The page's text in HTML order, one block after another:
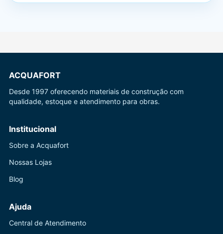
ACQUAFORT
Desde 1997 oferecendo materiais de construção com
qualidade, estoque e atendimento para obras.
Institucional
Sobre a Acquafort
Nossas Lojas
Blog
Ajuda
Central de Atendimento